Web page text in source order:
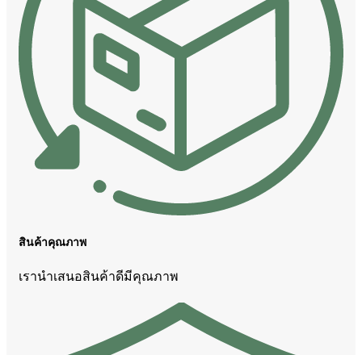
สินค้าคุณภาพ
เรานำเสนอสินค้าดีมีคุณภาพ